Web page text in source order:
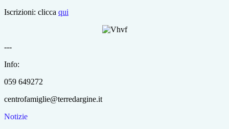
Iscrizioni: clicca qui
---
Info:
059 649272
centrofamiglie@terredargine.it
Notizie